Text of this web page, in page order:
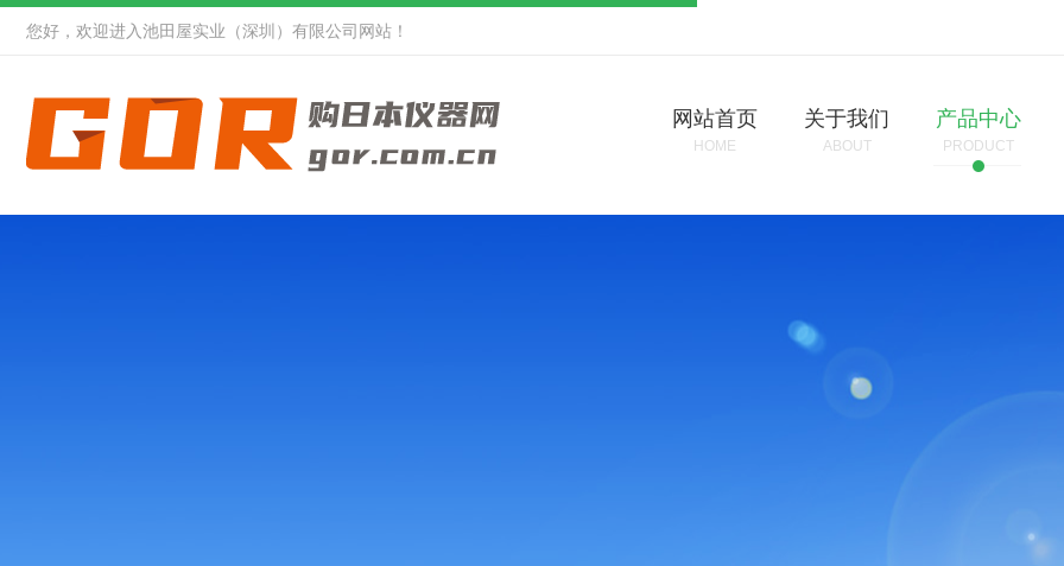
您好，欢迎进入池田屋实业（深圳）有限公司网站！
网站首页
HOME
关于我们
ABOUT
产品中心
PRODUCT